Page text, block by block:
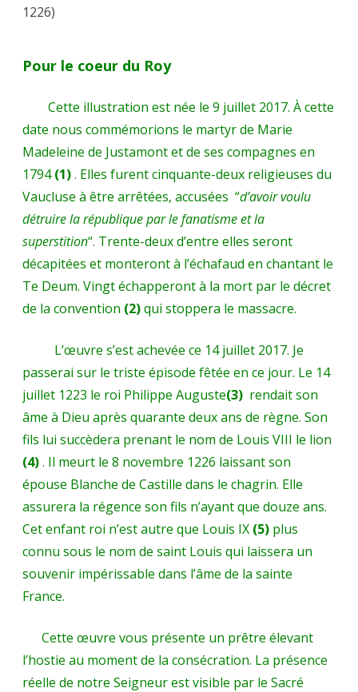
1226)
Pour le coeur du Roy
Cette illustration est née le 9 juillet 2017. À cette
date nous commémorions le martyr de Marie
Madeleine de Justamont et de ses compagnes en
1794(1). Elles furent cinquante-deux religieuses du
Vaucluse à être arrêtées, accusées “d’avoir voulu
détruire la république par le fanatisme et la
superstition“. Trente-deux d’entre elles seront
décapitées et monteront à l’échafaud en chantant le
Te Deum. Vingt échapperont à la mort par le décret
de la convention (2)qui stoppera le massacre.
L’œuvre s’est achevée ce 14 juillet 2017. Je
passerai sur le triste épisode fêtée en ce jour. Le 14
juillet 1223 le roi Philippe Auguste(3) rendait son
âme à Dieu après quarante deux ans de règne. Son
fils lui succèdera prenant le nom de Louis VIII le lion
(4). Il meurt le 8 novembre 1226 laissant son
épouse Blanche de Castille dans le chagrin. Elle
assurera la régence son fils n’ayant que douze ans.
Cet enfant roi n’est autre que Louis IX (5) plus
connu sous le nom de saint Louis qui laissera un
souvenir impérissable dans l’âme de la sainte
France.
Cette œuvre vous présente un prêtre élevant
l’hostie au moment de la consécration. La présence
réelle de notre Seigneur est visible par le Sacré